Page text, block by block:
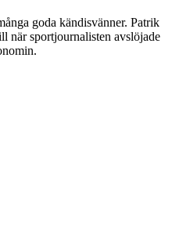
goda kändisvänner. Patrik
när sportjournalisten avslöjade